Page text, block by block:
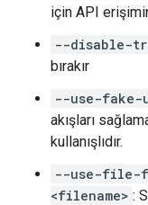
için API
--disable-
bırakır
--use-fake-
akışları
kullanışlıdır.
--use-file-
<filename> :